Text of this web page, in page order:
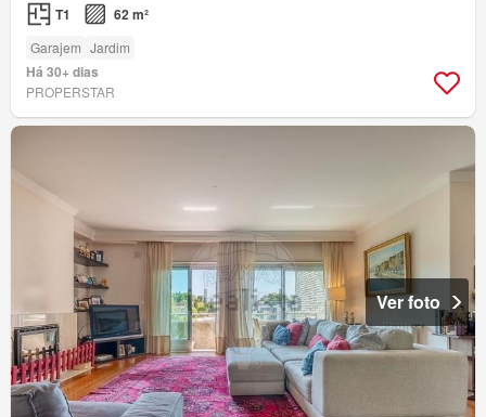
T1 62 m²
Garajem Jardim
Há 30+ dias
PROPERSTAR
Ver foto